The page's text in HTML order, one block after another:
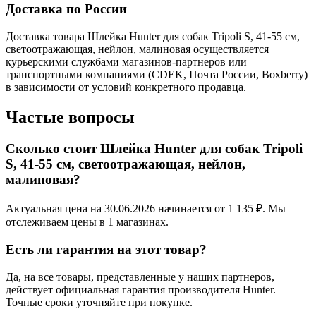
Доставка по России
Доставка товара Шлейка Hunter для собак Tripoli S, 41-55 см,
светоотражающая, нейлон, малиновая осуществляется
курьерскими службами магазинов-партнеров или
транспортными компаниями (CDEK, Почта России, Boxberry)
в зависимости от условий конкретного продавца.
Частые вопросы
Сколько стоит Шлейка Hunter для собак Tripoli
S, 41-55 см, светоотражающая, нейлон,
малиновая?
Актуальная цена на 30.06.2026 начинается от 1 135 ₽. Мы
отслеживаем цены в 1 магазинах.
Есть ли гарантия на этот товар?
Да, на все товары, представленные у наших партнеров,
действует официальная гарантия производителя Hunter.
Точные сроки уточняйте при покупке.